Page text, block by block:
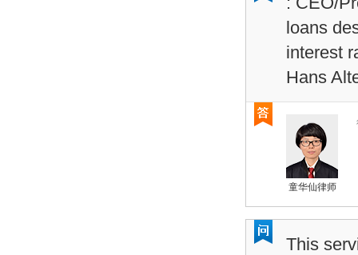
loans
interest
Hans
童华仙律师
This